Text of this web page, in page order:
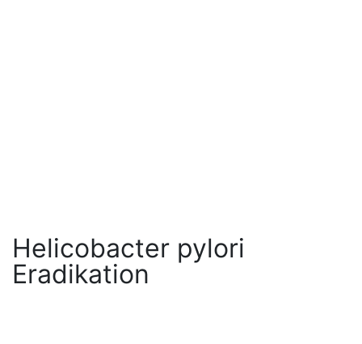
Helicobacter pylori
Eradikation